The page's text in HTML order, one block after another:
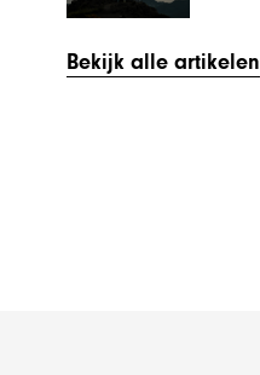
Bekijk alle artikelen